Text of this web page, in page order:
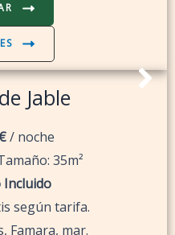
Jable
/ noche
35m²
Incluido
según tarifa.
Famara, mar.